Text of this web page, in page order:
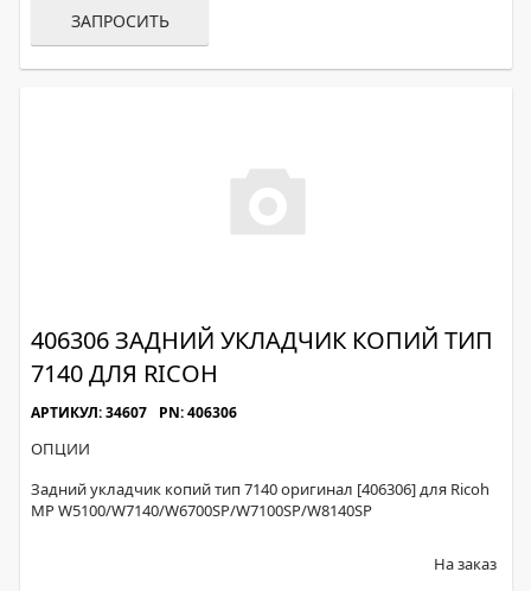
ЗАПРОСИТЬ
406306 ЗАДНИЙ УКЛАДЧИК КОПИЙ ТИП
7140 ДЛЯ RICOH
АРТИКУЛ: 34607 PN: 406306
ОПЦИИ
Задний укладчик копий тип 7140 оригинал [406306] для Ricoh
MP W5100/W7140/W6700SP/W7100SP/W8140SP
На заказ